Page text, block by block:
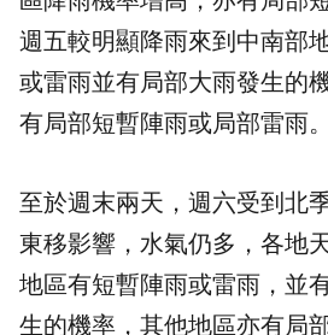
週五較明顯降雨來到中南部
或雷雨並有局部大雨發生的
有局部短暫陣雨或局部雷雨。
至於週末兩天，週六受到北
東移影響，水氣仍多，各地
地區有短暫陣雨或雷雨，並
生的機率，其他地區亦有局